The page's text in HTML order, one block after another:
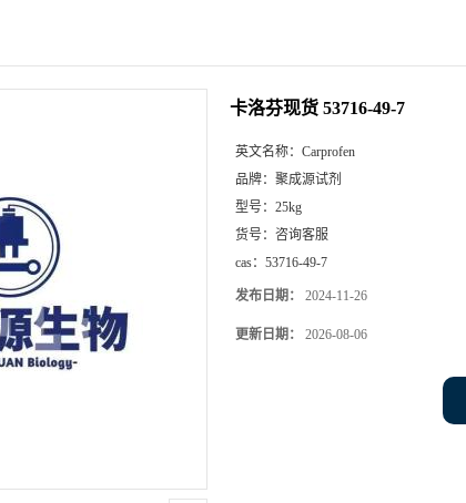
卡洛芬现货 53716-49-7
英文名称： Carprofen
品牌： 聚成源试剂
型号： 25kg
货号： 咨询客服
cas： 53716-49-7
发布日期： 2024-11-26
更新日期： 2026-08-06